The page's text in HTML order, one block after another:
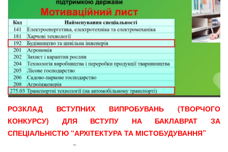
РОЗКЛАД ВСТУПНИХ ВИПРОБУВАНЬ (ТВОРЧОГО
КОНКУРСУ) ДЛЯ ВСТУПУ НА БАКЛАВРАТ ЗА
СПЕЦІАЛЬНІСТЮ “АРХІТЕКТУРА ТА МІСТОБУДУВАННЯ”